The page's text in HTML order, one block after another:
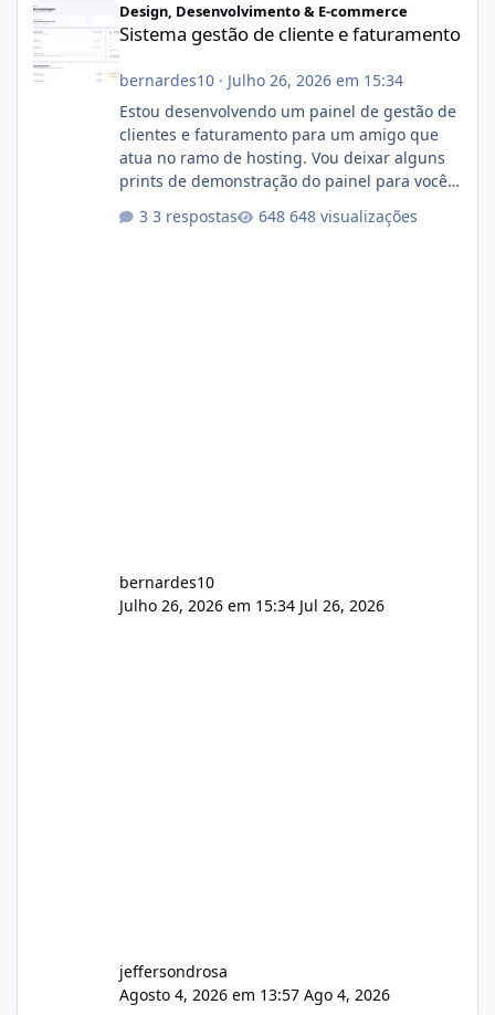
Design, Desenvolvimento & E-commerce
Sistema gestão de cliente e faturamento
bernardes10· Julho 26, 2026 em 15:34
Estou desenvolvendo um painel de gestão de
clientes e faturamento para um amigo que
atua no ramo de hosting. Vou deixar alguns
prints de demonstração do painel para vocês
com cerca de 80% concluído e conta com
3 respostas 648 visualizações
bernardes10
Julho 26, 2026 em 15:34 Jul 26, 2026
jeffersondrosa
Agosto 4, 2026 em 13:57 Ago 4, 2026